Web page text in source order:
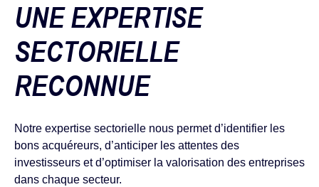
UNE EXPERTISE
SECTORIELLE
RECONNUE
Notre expertise sectorielle nous permet d’identifier les
bons acquéreurs, d’anticiper les attentes des
investisseurs et d’optimiser la valorisation des entreprises
dans chaque secteur.